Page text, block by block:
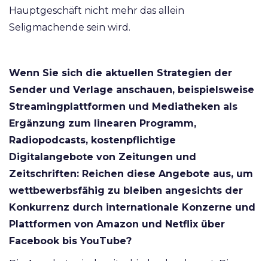
Hauptgeschäft nicht mehr das allein
Seligmachende sein wird.
Wenn Sie sich die aktuellen Strategien der
Sender und Verlage anschauen, beispielsweise
Streamingplattformen und Mediatheken als
Ergänzung zum linearen Programm,
Radiopodcasts, kostenpflichtige
Digitalangebote von Zeitungen und
Zeitschriften: Reichen diese Angebote aus, um
wettbewerbsfähig zu bleiben angesichts der
Konkurrenz durch internationale Konzerne und
Plattformen von Amazon und Netflix über
Facebook bis YouTube?